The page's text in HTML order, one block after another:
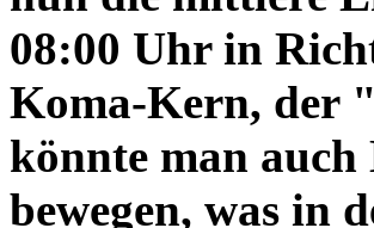
08:00 Uhr in
Koma-Kern, der
könnte man
bewegen, was in